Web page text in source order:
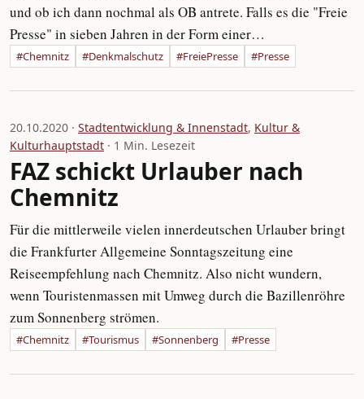
und ob ich dann nochmal als OB antrete. Falls es die "Freie
Presse" in sieben Jahren in der Form einer…
#Chemnitz #Denkmalschutz #FreiePresse #Presse
20.10.2020 · Stadtentwicklung & Innenstadt, Kultur &
Kulturhauptstadt · 1 Min. Lesezeit
FAZ schickt Urlauber nach
Chemnitz
Für die mittlerweile vielen innerdeutschen Urlauber bringt
die Frankfurter Allgemeine Sonntagszeitung eine
Reiseempfehlung nach Chemnitz. Also nicht wundern,
wenn Touristenmassen mit Umweg durch die Bazillenröhre
zum Sonnenberg strömen.
#Chemnitz #Tourismus #Sonnenberg #Presse